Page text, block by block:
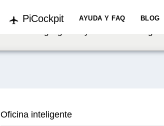
We've detected you might be
PiCockpit AYUDA Y FAQ BLOG
Oficina inteligente